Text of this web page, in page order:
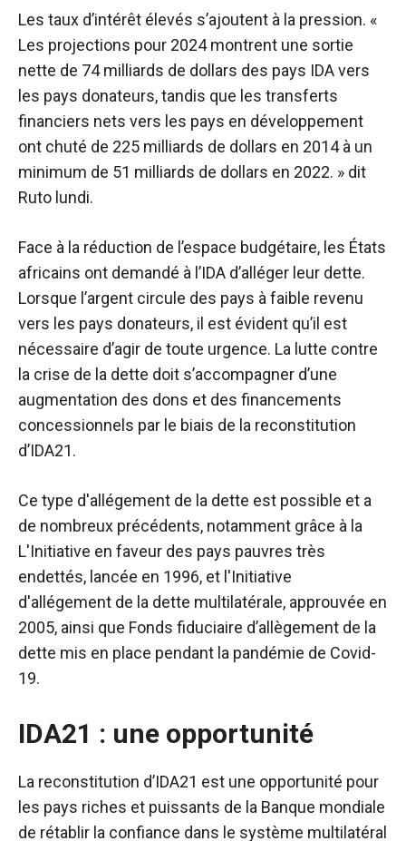
Les taux d’intérêt élevés s’ajoutent à la pression. «
Les projections pour 2024 montrent une sortie
nette de 74 milliards de dollars des pays IDA vers
les pays donateurs, tandis que les transferts
financiers nets vers les pays en développement
ont chuté de 225 milliards de dollars en 2014 à un
minimum de 51 milliards de dollars en 2022. » dit
Ruto lundi.
Face à la réduction de l’espace budgétaire, les États
africains ont demandé à l’IDA d’alléger leur dette.
Lorsque l’argent circule des pays à faible revenu
vers les pays donateurs, il est évident qu’il est
nécessaire d’agir de toute urgence. La lutte contre
la crise de la dette doit s’accompagner d’une
augmentation des dons et des financements
concessionnels par le biais de la reconstitution
d’IDA21.
Ce type d'allégement de la dette est possible et a
de nombreux précédents, notamment grâce à la
L'Initiative en faveur des pays pauvres très
endettés, lancée en 1996, et l'Initiative
d'allégement de la dette multilatérale, approuvée en
2005, ainsi que Fonds fiduciaire d’allègement de la
dette mis en place pendant la pandémie de Covid-
19.
IDA21 : une opportunité
La reconstitution d’IDA21 est une opportunité pour
les pays riches et puissants de la Banque mondiale
de rétablir la confiance dans le système multilatéral